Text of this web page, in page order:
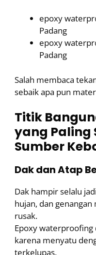
epoxy
Padang
epoxy
Padang
Salah membaca
sebaik apa pun
Titik
yang Paling
Sumber
Dak dan Atap
Dak hampir selalu
hujan, dan
rusak.
Epoxy waterproofing
karena menyatu
terkelupas.